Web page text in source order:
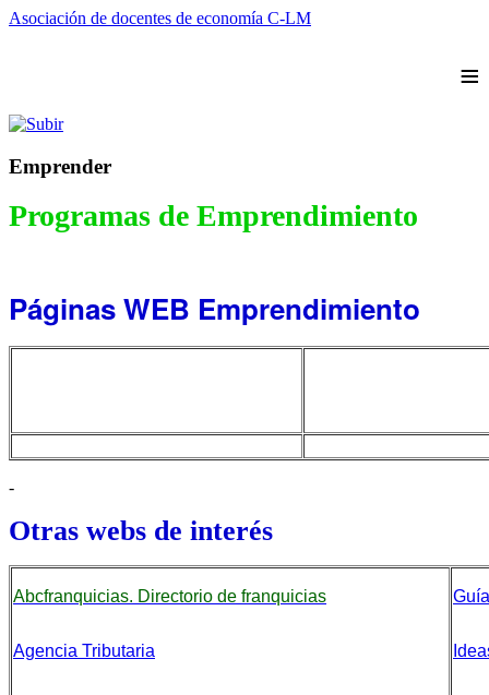
Asociación de docentes de economía C-LM
≡
Emprender
Programas de Emprendimiento
Páginas WEB Emprendimiento
-
Otras webs de interés
Abcfranquicias. Directorio de franquicias
Agencia Tributaria